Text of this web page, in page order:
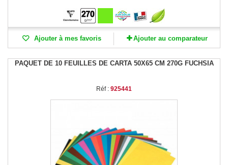
Ajouter à mes favoris Ajouter au comparateur
PAQUET DE 10 FEUILLES DE CARTA 50X65 CM 270G FUCHSIA
Réf : 925441